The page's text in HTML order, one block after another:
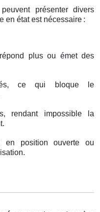
présenter divers
en état est nécessaire :
plus ou émet des
ce qui bloque le
rendant impossible la
en position ouverte ou